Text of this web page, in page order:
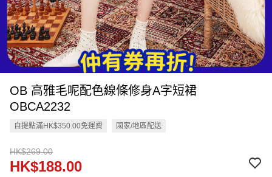
OB 高雅毛呢配色線條修身A字短裙
OBCA2232
自提點滿HK$350.00免運費 國家/地區配送
HK$269.00
HK$188.00